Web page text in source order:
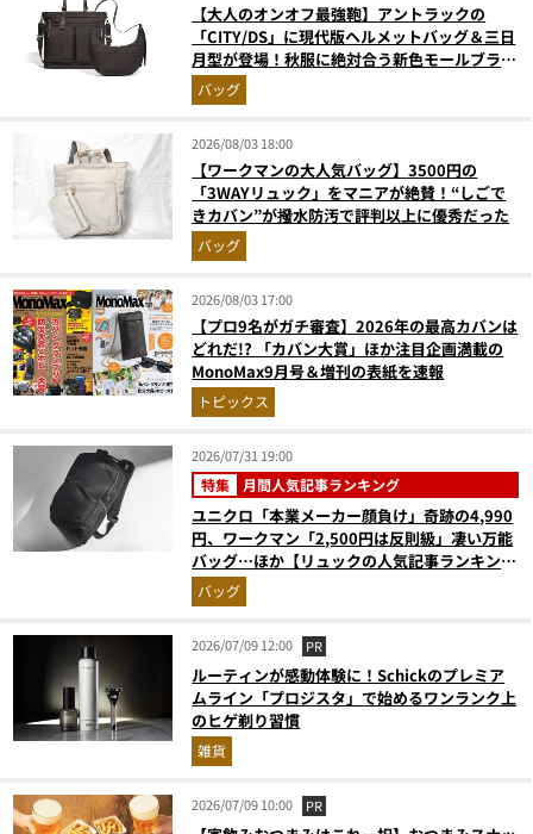
【大人のオンオフ最強鞄】アントラックの
「CITY/DS」に現代版ヘルメットバッグ＆三日
月型が登場！秋服に絶対合う新色モールブラウ
ンが傑作
バッグ
2026/08/03 18:00
【ワークマンの大人気バッグ】3500円の
「3WAYリュック」をマニアが絶賛！“しごで
きカバン”が撥水防汚で評判以上に優秀だった
バッグ
2026/08/03 17:00
【プロ9名がガチ審査】2026年の最高カバンは
どれだ!? 「カバン大賞」ほか注目企画満載の
MonoMax9月号＆増刊の表紙を速報
トピックス
2026/07/31 19:00
特集 月間人気記事ランキング
ユニクロ「本業メーカー顔負け」奇跡の4,990
円、ワークマン「2,500円は反則級」凄い万能
バッグ…ほか【リュックの人気記事ランキング
ベスト3】（2026年6月版）
バッグ
2026/07/09 12:00 PR
ルーティンが感動体験に！Schickのプレミア
ムライン「プロジスタ」で始めるワンランク上
のヒゲ剃り習慣
雑貨
2026/07/09 10:00 PR